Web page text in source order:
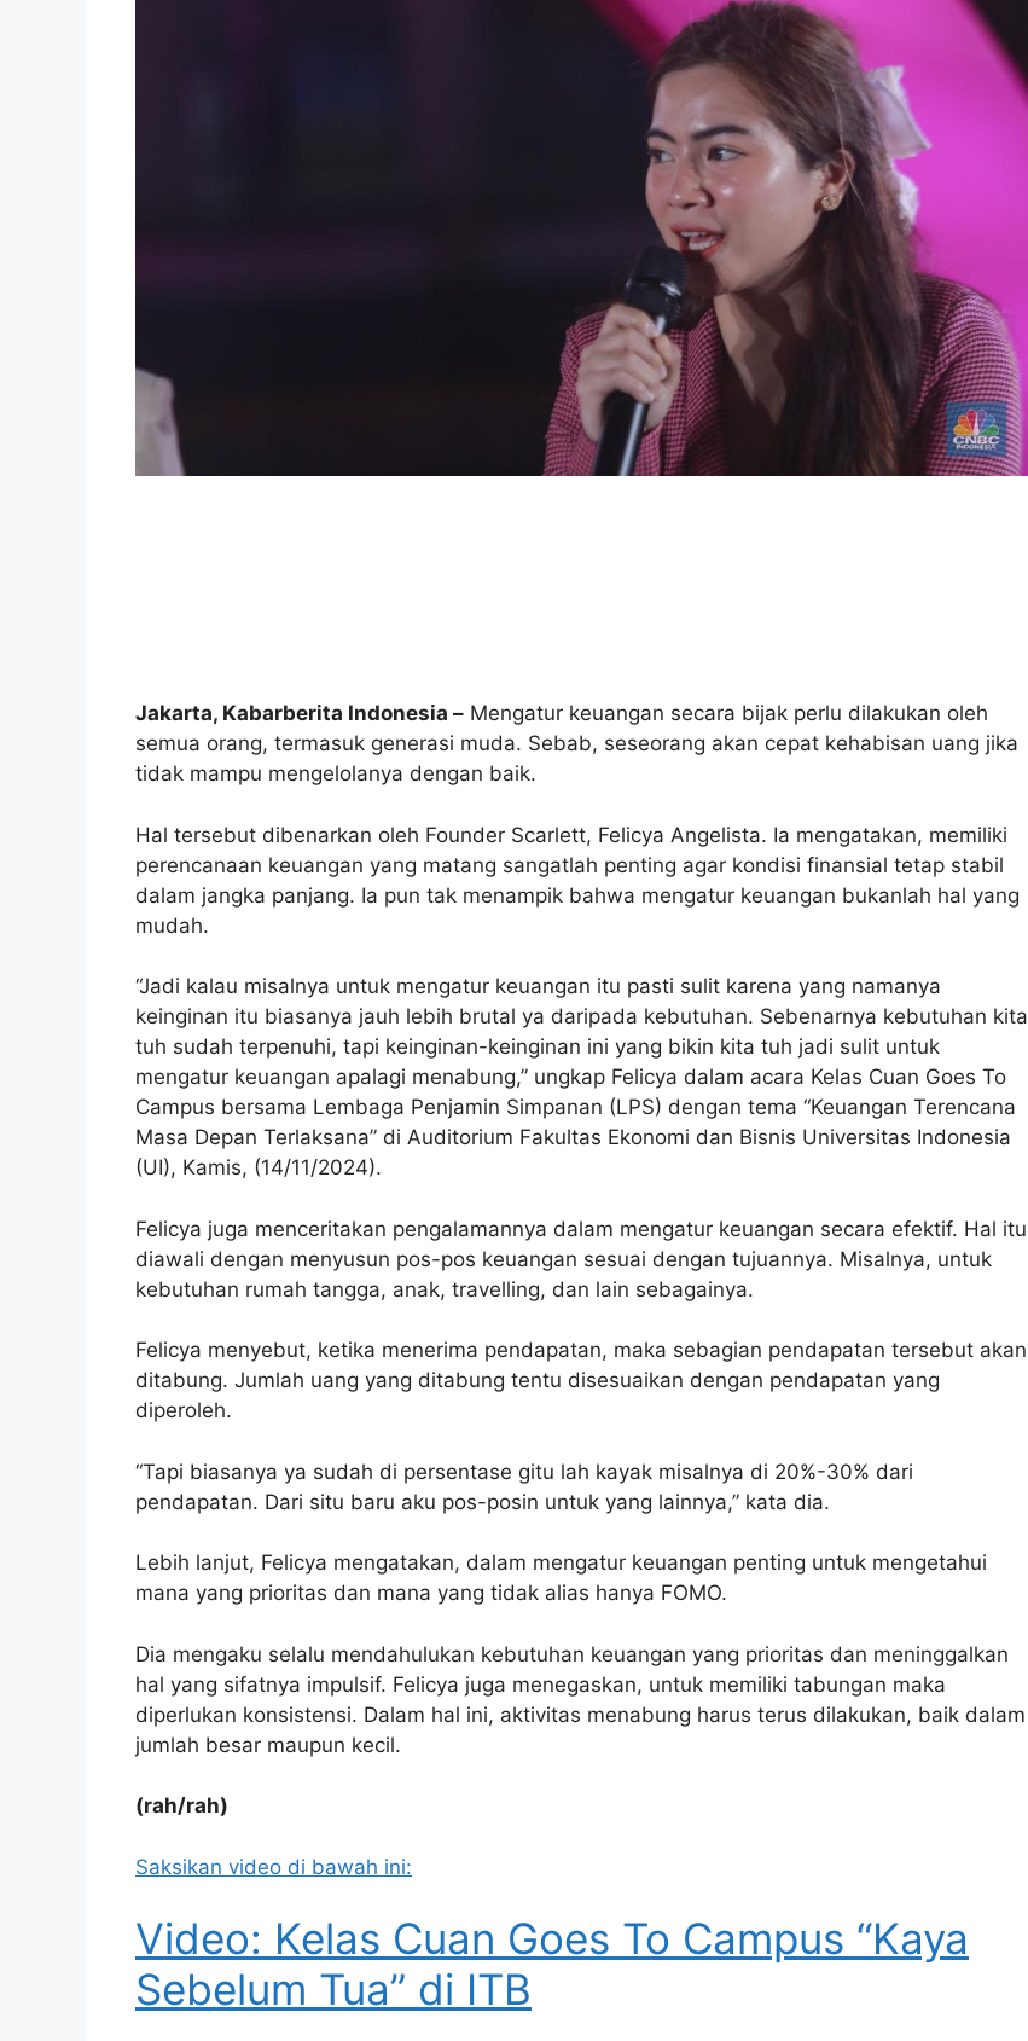
Jakarta, Kabarberita Indonesia – Mengatur keuangan secara bijak perlu dilakukan oleh
semua orang, termasuk generasi muda. Sebab, seseorang akan cepat kehabisan uang jika
tidak mampu mengelolanya dengan baik.
Hal tersebut dibenarkan oleh Founder Scarlett, Felicya Angelista. Ia mengatakan, memiliki
perencanaan keuangan yang matang sangatlah penting agar kondisi finansial tetap stabil
dalam jangka panjang. Ia pun tak menampik bahwa mengatur keuangan bukanlah hal yang
mudah.
“Jadi kalau misalnya untuk mengatur keuangan itu pasti sulit karena yang namanya
keinginan itu biasanya jauh lebih brutal ya daripada kebutuhan. Sebenarnya kebutuhan kita
tuh sudah terpenuhi, tapi keinginan-keinginan ini yang bikin kita tuh jadi sulit untuk
mengatur keuangan apalagi menabung,” ungkap Felicya dalam acara Kelas Cuan Goes To
Campus bersama Lembaga Penjamin Simpanan (LPS) dengan tema “Keuangan Terencana
Masa Depan Terlaksana” di Auditorium Fakultas Ekonomi dan Bisnis Universitas Indonesia
(UI), Kamis, (14/11/2024).
Felicya juga menceritakan pengalamannya dalam mengatur keuangan secara efektif. Hal itu
diawali dengan menyusun pos-pos keuangan sesuai dengan tujuannya. Misalnya, untuk
kebutuhan rumah tangga, anak, travelling, dan lain sebagainya.
Felicya menyebut, ketika menerima pendapatan, maka sebagian pendapatan tersebut akan
ditabung. Jumlah uang yang ditabung tentu disesuaikan dengan pendapatan yang
diperoleh.
“Tapi biasanya ya sudah di persentase gitu lah kayak misalnya di 20%-30% dari
pendapatan. Dari situ baru aku pos-posin untuk yang lainnya,” kata dia.
Lebih lanjut, Felicya mengatakan, dalam mengatur keuangan penting untuk mengetahui
mana yang prioritas dan mana yang tidak alias hanya FOMO.
Dia mengaku selalu mendahulukan kebutuhan keuangan yang prioritas dan meninggalkan
hal yang sifatnya impulsif. Felicya juga menegaskan, untuk memiliki tabungan maka
diperlukan konsistensi. Dalam hal ini, aktivitas menabung harus terus dilakukan, baik dalam
jumlah besar maupun kecil.
(rah/rah)
Saksikan video di bawah ini:
Video: Kelas Cuan Goes To Campus “Kaya
Sebelum Tua” di ITB